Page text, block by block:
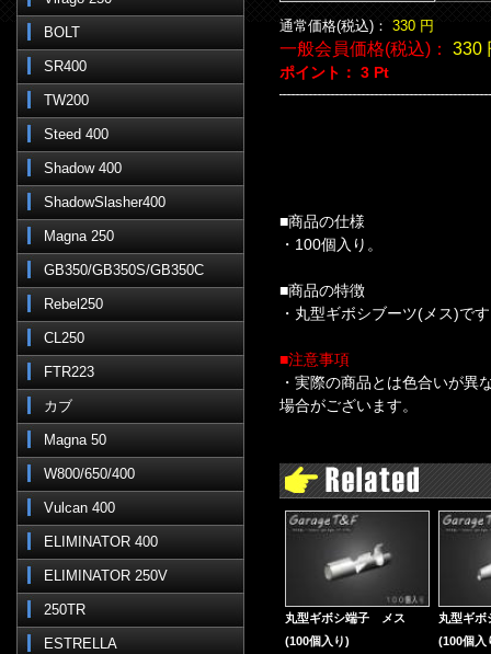
BOLT
SR400
TW200
Steed 400
Shadow 400
ShadowSlasher400
Magna 250
GB350/GB350S/GB350C
Rebel250
CL250
FTR223
カブ
Magna 50
W800/650/400
Vulcan 400
ELIMINATOR 400
ELIMINATOR 250V
250TR
ESTRELLA
通常価格(税込)： 330 円
一般会員価格(税込)： 330
ポイント： 3 Pt
■商品の仕様
・100個入り。
■商品の特徴
・丸型ギボシブーツ(メス)で
■注意事項
・実際の商品とは色合いが
場合がございます。
丸型ギボシ端子 メス
(100個入り)
丸型ギ
(100個入